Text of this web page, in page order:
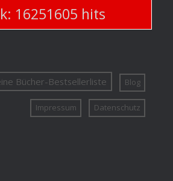
16251605 hits
Bücher-Bestsellerliste Blog
Impressum Datenschutz